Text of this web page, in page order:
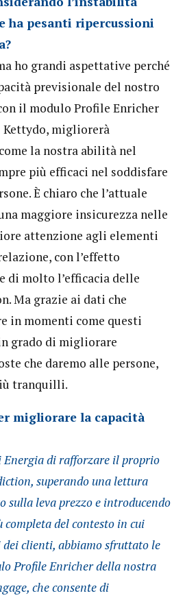
ha pesanti ripercussioni
ho grandi aspettative perché
previsionale del nostro
il modulo Profile Enricher
migliorerà
la nostra abilità nel
più efficaci nel soddisfare
È chiaro che l’attuale
maggiore insicurezza nelle
attenzione agli elementi
con l’effetto
di molto l’efficacia delle
Ma grazie ai dati che
in momenti come questi
grado di migliorare
che daremo alle persone,
tranquilli.
migliorare la capacità
Energia di rafforzare il proprio
superando una lettura
sulla leva prezzo e introducendo
completa del contesto in cui
clienti, abbiamo sfruttato le
Profile Enricher della nostra
che consente di